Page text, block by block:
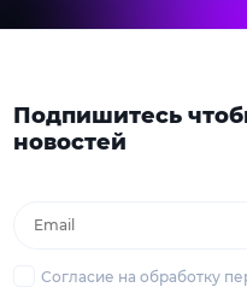
Подпишитесь
новостей
Согласие на обработку